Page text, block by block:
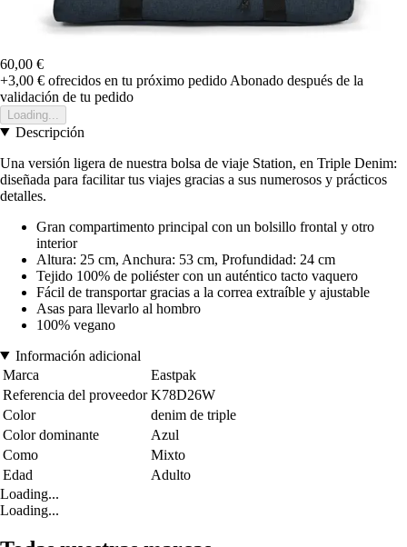
60,00 €
+3,00 € ofrecidos en tu próximo pedido Abonado después de la
validación de tu pedido
Loading...
Descripción
Una versión ligera de nuestra bolsa de viaje Station, en Triple Denim:
diseñada para facilitar tus viajes gracias a sus numerosos y prácticos
detalles.
Gran compartimento principal con un bolsillo frontal y otro
interior
Altura: 25 cm, Anchura: 53 cm, Profundidad: 24 cm
Tejido 100% de poliéster con un auténtico tacto vaquero
Fácil de transportar gracias a la correa extraíble y ajustable
Asas para llevarlo al hombro
100% vegano
Información adicional
Marca
Eastpak
Referencia del proveedor K78D26W
Color
denim de triple
Color dominante
Azul
Como
Mixto
Edad
Adulto
Loading...
Loading...